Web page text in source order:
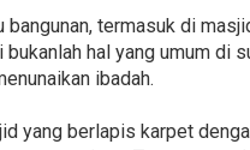
termasuk di
hal yang umum di
ibadah.
yang berlapis karpet